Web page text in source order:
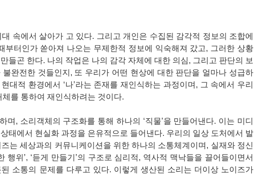
속에서 살아가 고 있다. 그리고 개인은 수집된 감각적 정보의 조합에
터인가 쏟아져 나오는 무제한적 정보에 익숙해져 갔고, 그러한 상황
들곤 한다. 나의 작업은 나의 감각 자체에 대한 의심, 그리고 판단의 보
완전한 것들인지, 또 우리가 어떤 현상에 대한 판단을 얼마나 성급하
대적 환경에서 ‘나’라는 존재를 재인식하는 과정이며, 그 속에서 우리
를 통하여 재인식하려는 것이다.
, 소리객체의 구조화를 통해 하나의 ‘직물’을 만들어낸다. 이는 미디
태에서 현실화 과정을 은유적으로 들어낸다. 우리의 일상 도처에서 발
는 세상과의 커뮤니케이션을 위한 하나의 소통체계이며, 실재와 정신
위’, ‘듣게 만들기’의 구조로 심리적, 역사적 맥낙들을 끌어들이면서
소통의 문제를 다루고 있다. 이렇게 생산된 소리는 더이상 노이즈가